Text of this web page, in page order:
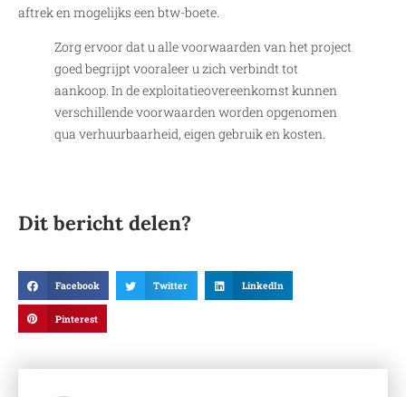
aftrek en mogelijks een btw-boete.
Zorg ervoor dat u alle voorwaarden van het project
goed begrijpt vooraleer u zich verbindt tot
aankoop. In de exploitatieovereenkomst kunnen
verschillende voorwaarden worden opgenomen
qua verhuurbaarheid, eigen gebruik en kosten.
Dit bericht delen?
Facebook Twitter LinkedIn
Pinterest